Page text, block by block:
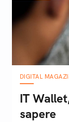
DIGITAL
IT
sapere